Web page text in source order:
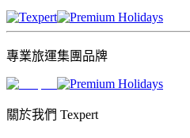
專業旅運集團品牌
關於我們 Texpert